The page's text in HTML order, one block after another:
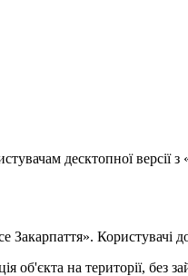
десктопної версії
Користувачі
об'єкта на території, без